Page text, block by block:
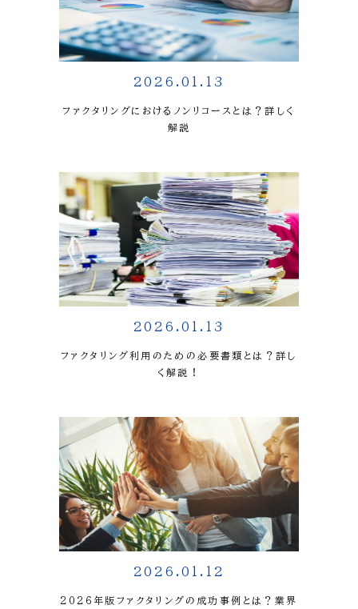
2026.01.13
ファクタリングにおけるノンリコースとは？詳しく
解説
2026.01.13
ファクタリング利用のための必要書類とは？詳し
く解説！
2026.01.12
2026年版ファクタリングの成功事例とは？業界